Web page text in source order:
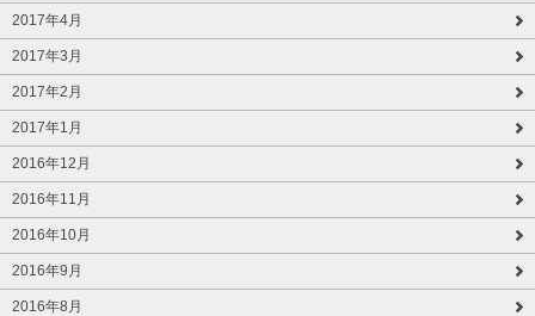
2017年4月
2017年3月
2017年2月
2017年1月
2016年12月
2016年11月
2016年10月
2016年9月
2016年8月